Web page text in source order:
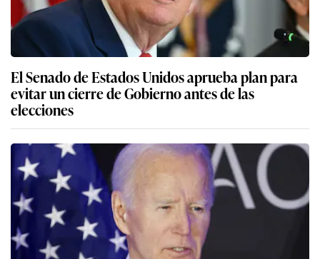
El Senado de Estados Unidos aprueba plan para
evitar un cierre de Gobierno antes de las
elecciones